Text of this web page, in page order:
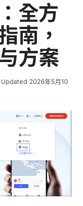
全方
南，
方案
Updated 2026年5月10